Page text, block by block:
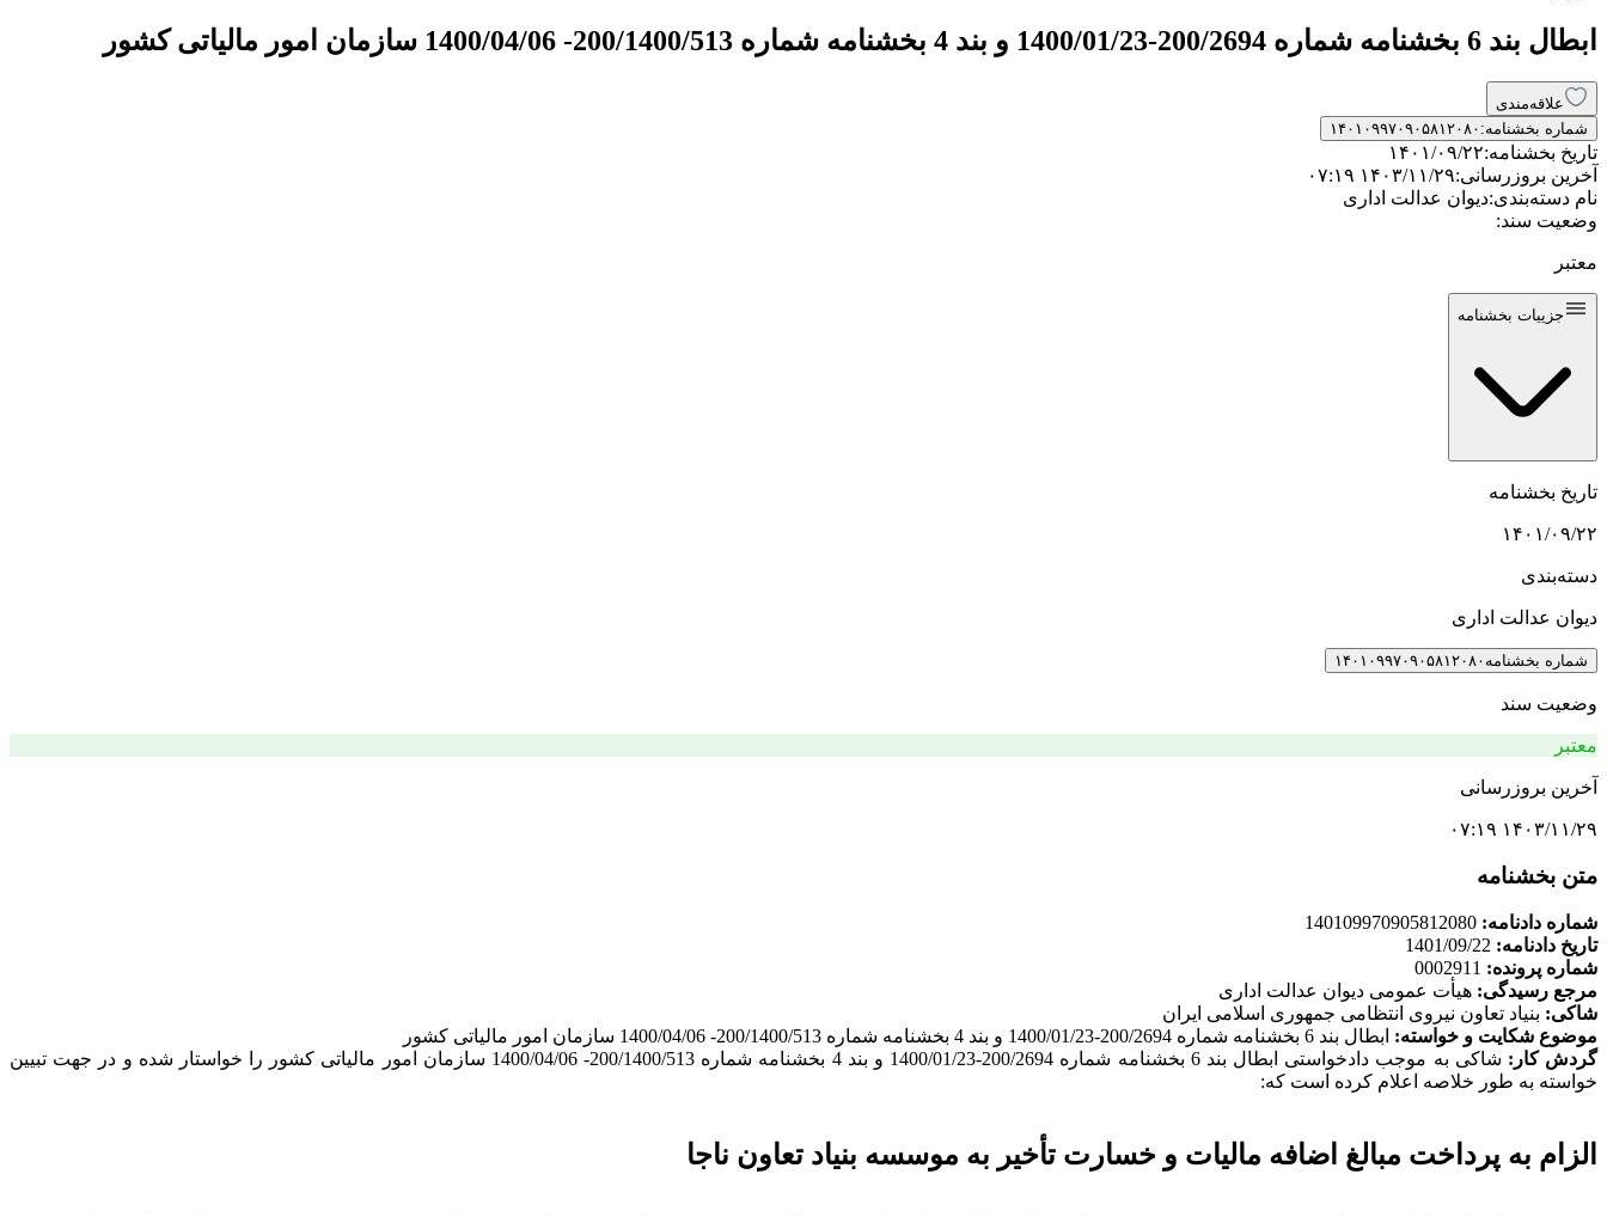
ابطال بند 6 بخشنامه شماره 200/2694-1400/01/23 و بند 4 بخشنامه شماره 200/1400/513- 1400/04/06 سازمان امور مالیاتی کشور
علاقه‌مندی
شماره بخشنامه: ۱۴۰۱۰۹۹۷۰۹۰۵۸۱۲۰۸۰
تاریخ بخشنامه:۱۴۰۱/۰۹/۲۲
آخرین بروزرسانی:۱۴۰۳/۱۱/۲۹ ۰۷:۱۹
نام دسته‌بندی:دیوان عدالت اداری
وضعیت سند:
معتبر
جزییات بخشنامه
تاریخ بخشنامه
۱۴۰۱/۰۹/۲۲
دسته‌بندی
دیوان عدالت اداری
شماره بخشنامه ۱۴۰۱۰۹۹۷۰۹۰۵۸۱۲۰۸۰
وضعیت سند
معتبر
آخرین بروزرسانی
۱۴۰۳/۱۱/۲۹ ۰۷:۱۹
متن بخشنامه
شماره دادنامه:
تاریخ دادنامه:
شماره پرونده: 0002911
مرجع رسیدگی: هیأت عمومی دیوان عدالت اداری
شاکی: بنیاد تعاون نیروی انتظامی جمهوری اسلامی ایران
موضوع شکایت و خواسته: ابطال بند 6 بخشنامه شماره 200/2694-1400/01/23 و بند 4 بخشنامه شماره 200/1400/513- 1400/04/06 سازمان امور مالیاتی کشور
گردش کار:
شاکی به موجب دادخواستی ابطال بند 6 بخشنامه شماره 200/2694-1400/01/23 و بند 4 بخشنامه شماره 200/1400/513- 1400/04/06 سازمان امور مالیاتی کشور را خواستار شده و در جهت تبیین
خواسته به طور خلاصه اعلام کرده است که:
الزام به پرداخت مبالغ اضافه مالیات و خسارت تأخیر به موسسه بنیاد تعاون ناجا